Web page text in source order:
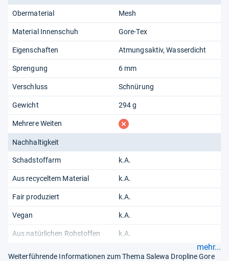
Obermaterial Mesh
Material Innenschuh Gore-Tex
Eigenschaften Atmungsaktiv Wasserdicht
Sprengung 6 mm
Verschluss Schnürung
Gewicht 294 g
Mehrere Weiten fehlt
Nachhaltigkeit
Schadstoffarm k.A.
Aus recyceltem Material k.A.
Fair produziert k.A.
Vegan k.A.
Aus natürlichen Rohstoffen k.A.
mehr...
Weiterführende Informationen zum Thema Salewa Dropline Gore